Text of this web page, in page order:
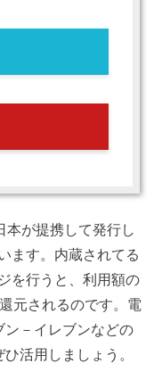
本が提携して発行し
ます。内蔵されてる
を行うと、利用額の
元されるのです。電
－イレブンなどの
活用しましょう。